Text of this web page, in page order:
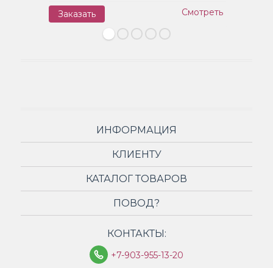
Заказать Смотреть
ИНФОРМАЦИЯ
КЛИЕНТУ
КАТАЛОГ ТОВАРОВ
ПОВОД?
КОНТАКТЫ:
+7-903-955-13-20